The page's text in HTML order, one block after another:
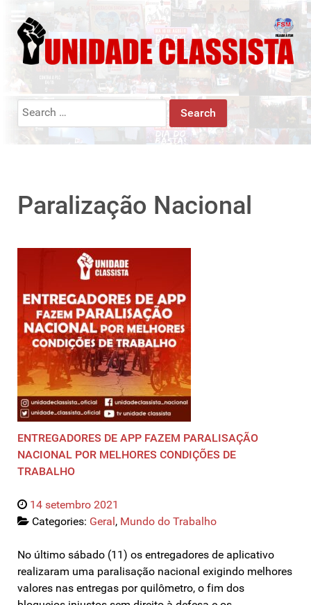
Search
Paralização Nacional
ENTREGADORES DE APP FAZEM PARALISAÇÃO
NACIONAL POR MELHORES CONDIÇÕES DE
TRABALHO
14 setembro 2021
Categories: Geral, Mundo do Trabalho
No último sábado (11) os entregadores de aplicativo
realizaram uma paralisação nacional exigindo melhores
valores nas entregas por quilômetro, o fim dos